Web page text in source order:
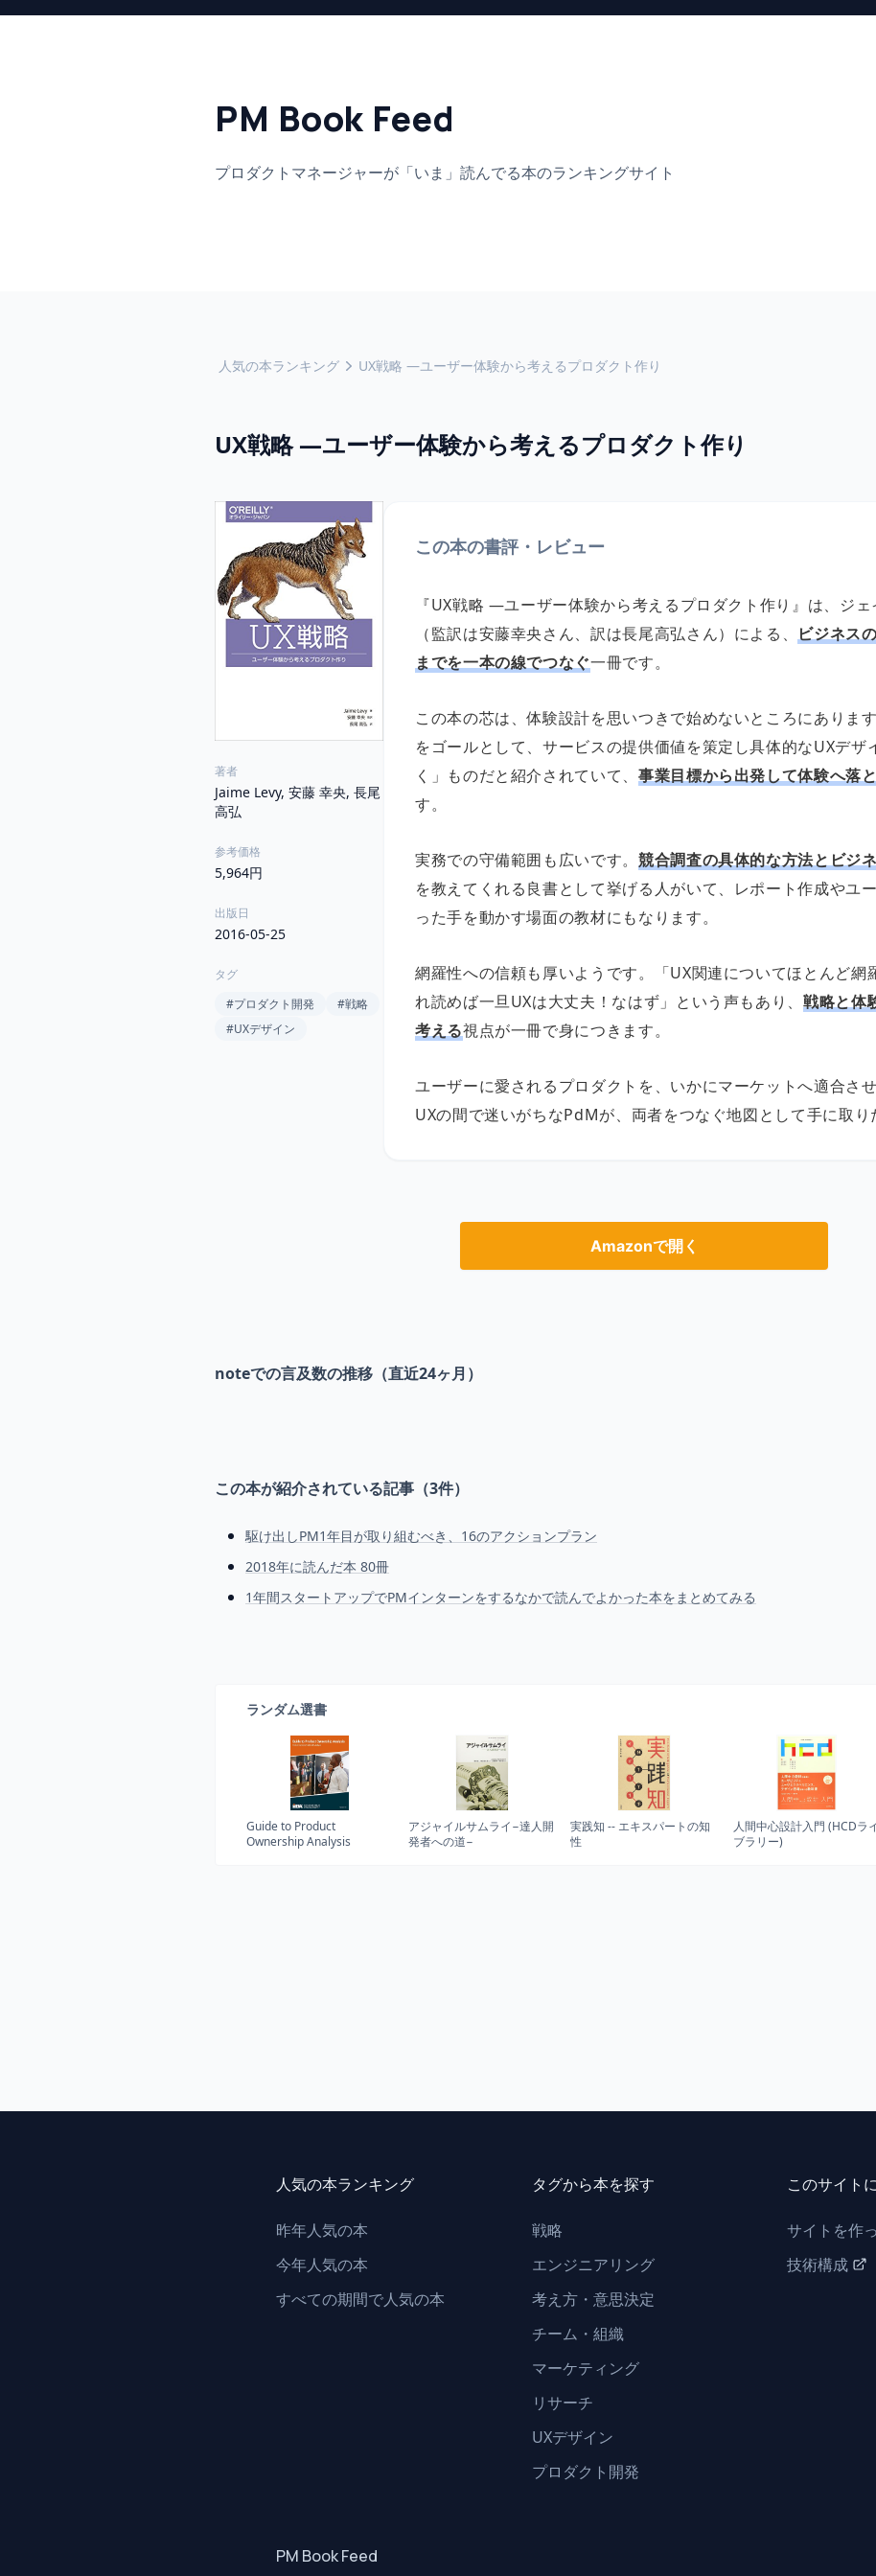
PM Book Feed
プロダクトマネージャーが「いま」 読んでる本のランキングサイト
人気の本ランキング UX戦略 ―ユーザー体験から考えるプロダクト作り
UX戦略 ―ユーザー体験から考えるプロダクト作り
著者
Jaime Levy, 安藤 幸央, 長尾
高弘
参考価格
5,964円
出版日
2016-05-25
タグ
#プロダクト開発 #戦略
#UXデザイン
この本の書評・レビュー
『UX戦略 ―ユーザー体験から考えるプロダクト作り』は、ジ
（監訳は安藤幸央さん、訳は長尾高弘さん）による、
ビジネス
までを一本の線でつなぐ一冊です。
この本の芯は、体験設計を思いつきで始めないところにありま
をゴールとして、サービスの提供価値を策定し具体的なUXデザ
く」ものだと紹介されていて、 事業目標から出発して体験へ落
す。
実務での守備範囲も広いです。 競合調査の具体的な方法とビジ
を教えてくれる良書として挙げる人がいて、レポート作成やユ
った手を動かす場面の教材にもなります。
網羅性への信頼も厚いようです。「UX関連についてほとんど網
れ読めば一旦UXは大丈夫！なはず」という声もあり、 戦略と体
考える視点が一冊で身につきます。
ユーザーに愛されるプロダクトを、いかにマーケットへ適合さ
UXの間で迷いがちなPdMが、両者をつなぐ地図として手に取り
Amazonで開く
noteでの言及数の推移（直近24ヶ月）
この本が紹介されている記事（3件）
駆け出しPM1年目が取り組むべき、16のアクションプラン
2018年に読んだ本 80冊
1年間スタートアップでPMインターンをするなかで読んでよかった本をまとめてみる
ランダム選書
Guide to Product
Ownership Analysis
アジャイルサムライ−達人開
発者への道−
実践知 -- エキスパートの知
性
人間中心設計入門 (HCDラ
ブラリー)
人気の本ランキング
昨年人気の本
今年人気の本
すべての期間で人気の本
タグから本を探す
戦略
エンジニアリング
考え方・意思決定
チーム・組織
マーケティング
リサーチ
UXデザイン
プロダクト開発
このサイト
サイトを作
技術構成
PM Book Feed